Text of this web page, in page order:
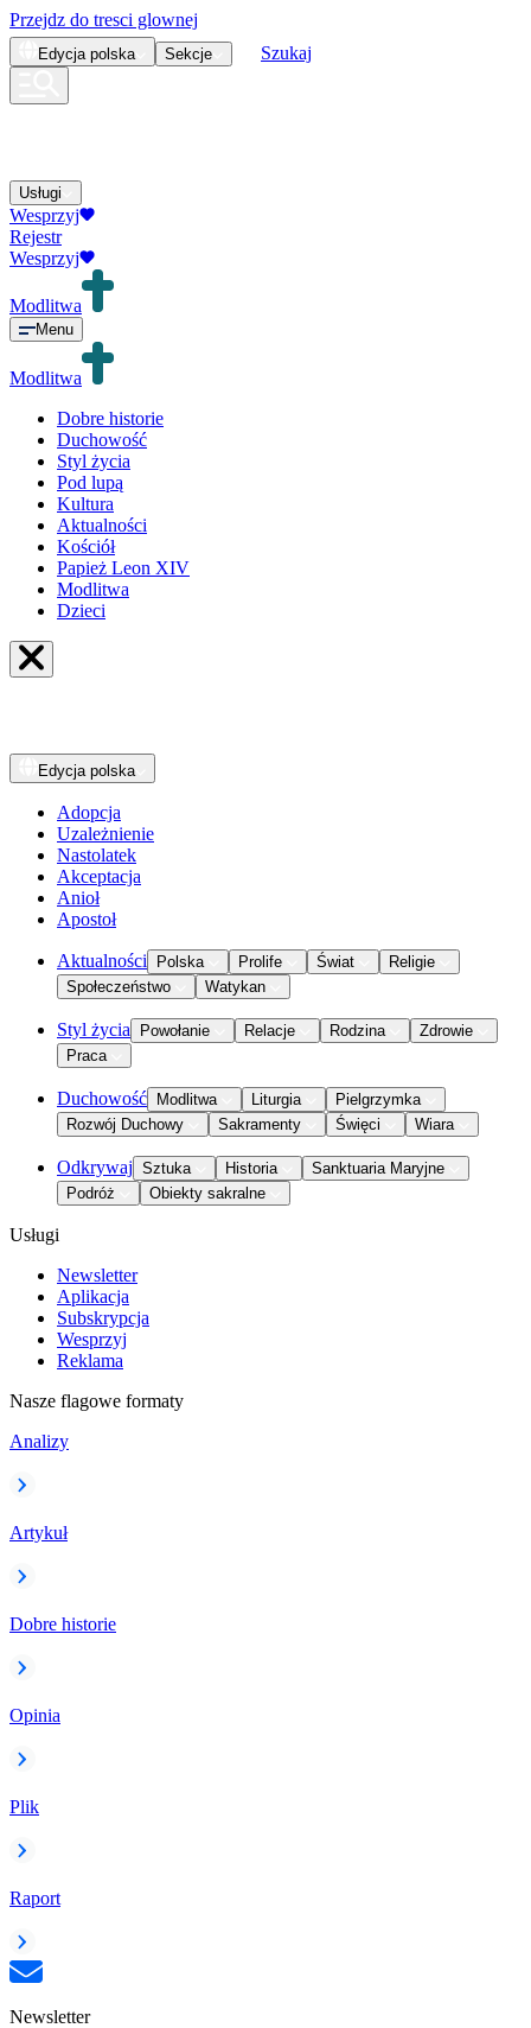
Przejdz do tresci glownej
Edycja polska Sekcje Szukaj
Usługi
Wesprzyj
Rejestr
Wesprzyj
Modlitwa
Menu
Modlitwa
Dobre historie
Duchowość
Styl życia
Pod lupą
Kultura
Aktualności
Kościół
Papież Leon XIV
Modlitwa
Dzieci
Edycja polska
Adopcja
Uzależnienie
Nastolatek
Akceptacja
Anioł
Apostoł
Aktualności Polska Prolife Świat
Religie
Społeczeństwo
Watykan
Styl życia Powołanie Relacje Rodzina
Zdrowie
Praca
Duchowość Modlitwa Liturgia
Pielgrzymka
Rozwój Duchowy
Sakramenty Święci Wiara
Odkrywaj Sztuka Historia
Sanktuaria Maryjne
Podróż
Obiekty sakralne
Usługi
Newsletter
Aplikacja
Subskrypcja
Wesprzyj
Reklama
Nasze flagowe formaty
Analizy
Artykuł
Dobre historie
Opinia
Plik
Raport
Newsletter